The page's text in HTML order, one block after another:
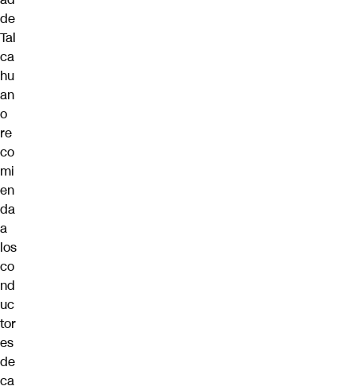
de
Tal
ca
hu
an
o
re
co
mi
en
da
a
los
co
nd
uc
tor
es
de
ca